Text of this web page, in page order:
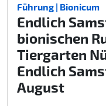
Führung | Bionicum
Endlich
bionischen
Tiergarten
Endlich
August